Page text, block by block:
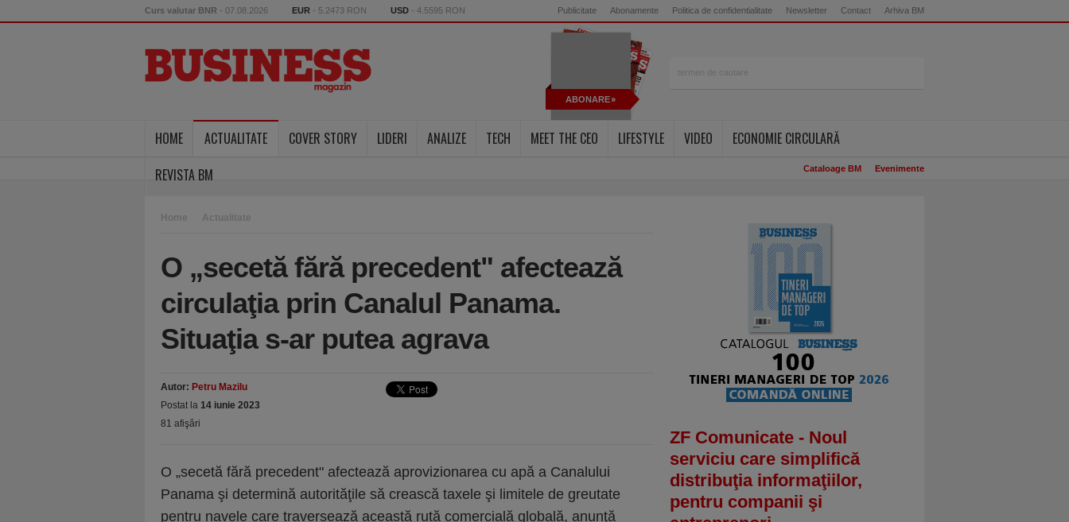
Curs valutar BNR - 07.08.2026 EUR - 5.2473 RON USD - 4.5595 RON Publicitate Abonamente Politica de confidentialitate Newsletter Contact Arhiva BM
ABONARE
HOME ACTUALITATE COVER STORY LIDERI ANALIZE TECH MEET THE CEO LIFESTYLE VIDEO
ECONOMIE CIRCULARĂ
REVISTA BM
Cataloage BM Evenimente
Home Actualitate
O „secetă fără precedent" afectează
circulaţia prin Canalul Panama.
Situaţia s-ar putea agrava
Autor: Petru Mazilu
Postat la 14 iunie 2023
81 afişări
O „secetă fără precedent" afectează aprovizionarea cu apă a Canalului
Panama şi determină autorităţile să crească taxele şi limitele de greutate
pentru navele care traversează această rută comercială globală, anunţă
ZF Comunicate - Noul
serviciu care simplifică
distribuţia informaţiilor,
pentru companii şi